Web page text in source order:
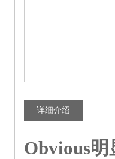
详细介绍
Obvious